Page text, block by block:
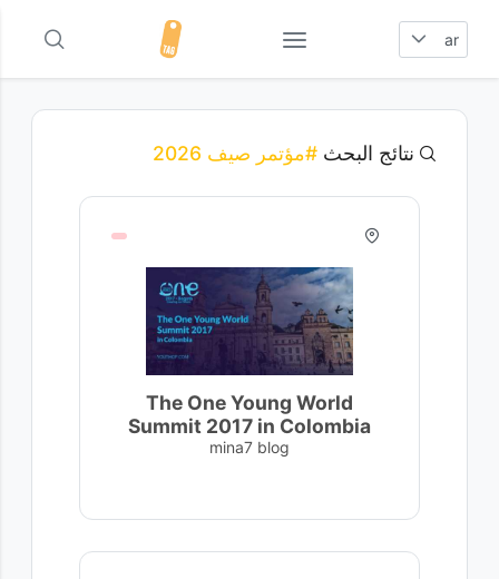
ar
نتائج البحث #مؤتمر صيف 2026
The One Young World
Summit 2017 in Colombia
mina7 blog